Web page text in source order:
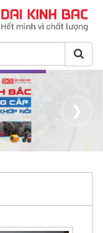
❯